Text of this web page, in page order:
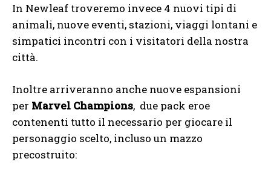
In Newleaf troveremo invece 4 nuovi tipi di
animali, nuove eventi, stazioni, viaggi lontani e
simpatici incontri con i visitatori della nostra
città.
Inoltre arriveranno anche nuove espansioni
per Marvel Champions, due pack eroe
contenenti tutto il necessario per giocare il
personaggio scelto, incluso un mazzo
precostruito: